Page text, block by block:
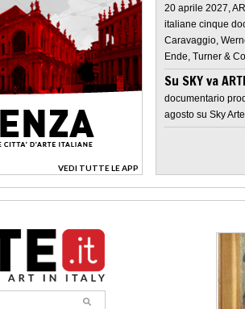
VEDI TUTTE LE APP
>
20 aprile 2027,
italiane cinque
Caravaggio,
Ende, Turner &
Su SKY va
documentario
agosto su Sky Arte